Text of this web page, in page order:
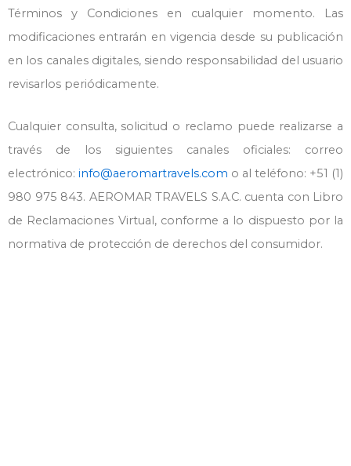
Términos y Condiciones en cualquier momento. Las
modificaciones entrarán en vigencia desde su publicación
en los canales digitales, siendo responsabilidad del usuario
revisarlos periódicamente.
Cualquier consulta, solicitud o reclamo puede realizarse a
través de los siguientes canales oficiales: correo
electrónico: info@aeromartravels.com o al teléfono: +51 (1)
980 975 843. AEROMAR TRAVELS S.A.C. cuenta con Libro
de Reclamaciones Virtual, conforme a lo dispuesto por la
normativa de protección de derechos del consumidor.